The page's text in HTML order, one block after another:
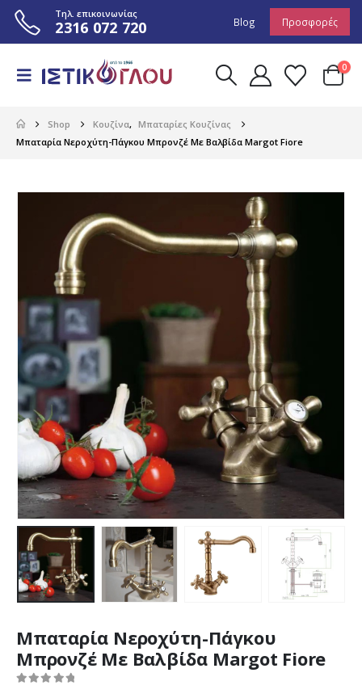
Τηλ. επικοινωνίας
2316 072 720 Blog Προσφορές
0
Shop Κουζίνα, Μπαταρίες Κουζίνας
Μπαταρία Νεροχύτη-Πάγκου Μπρονζέ Με Βαλβίδα Margot Fiore
Μπαταρία Νεροχύτη-Πάγκου
Μπρονζέ Με Βαλβίδα Margot Fiore